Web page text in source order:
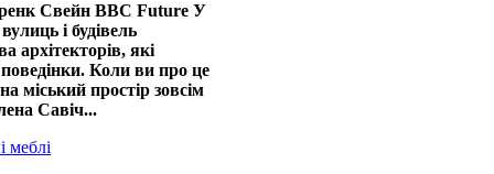
Свейн BBC Future У
і будівель
архітекторів, які
Коли ви про це
міський простір зовсім
Савіч...
меблі